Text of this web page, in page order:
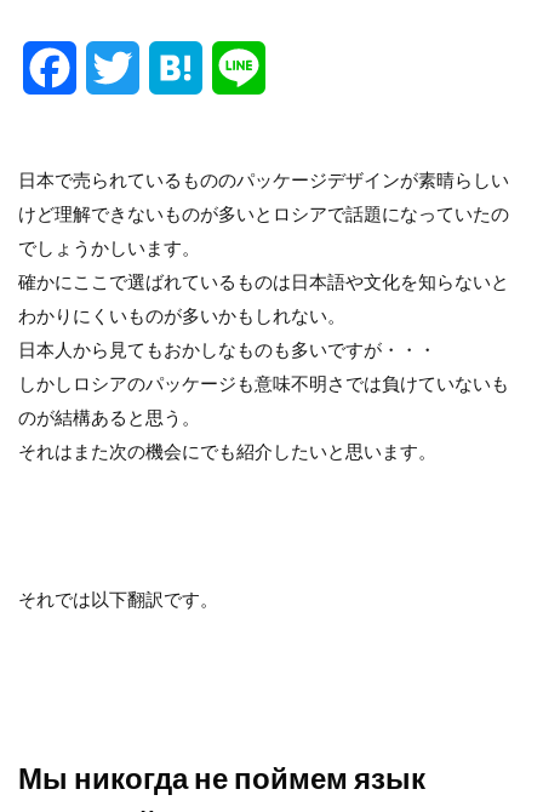
c
e
b
o
k
i
t
t
r
t
e
n
n
e
日本で売られているもののパッケージデザインが素晴らしい
けど理解できないものが多いとロシアで話題になっていたの
でしょうかしいます。
確かにここで選ばれているものは日本語や文化を知らないと
わかりにくいものが多いかもしれない。
日本人から見てもおかしなものも多いですが・・・
しかしロシアのパッケージも意味不明さでは負けていないも
のが結構あると思う。
それはまた次の機会にでも紹介したいと思います。
それでは以下翻訳です。
Мы никогда не поймем язык